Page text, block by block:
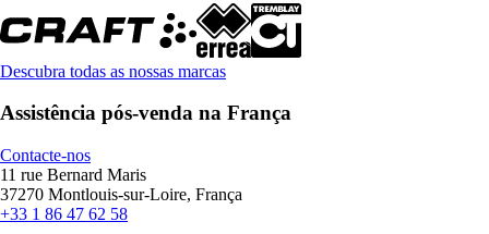
Descubra todas as nossas marcas
Assistência pós-venda na França
Contacte-nos
11 rue Bernard Maris
37270 Montlouis-sur-Loire, França
+33 1 86 47 62 58